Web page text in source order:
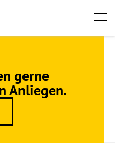
gerne
Anliegen.